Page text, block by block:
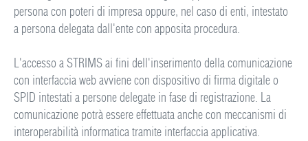
persona con poteri di impresa oppure, nel caso di enti, intestato
a persona delegata dall'ente con apposita procedura.
L'accesso a STRIMS ai fini dell'inserimento della comunicazione
con interfaccia web avviene con dispositivo di firma digitale o
SPID intestati a persone delegate in fase di registrazione. La
comunicazione potrà essere effettuata anche con meccanismi di
interoperabilità informatica tramite interfaccia applicativa.